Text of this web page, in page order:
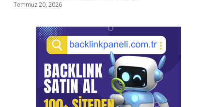
Temmuz 20, 2026